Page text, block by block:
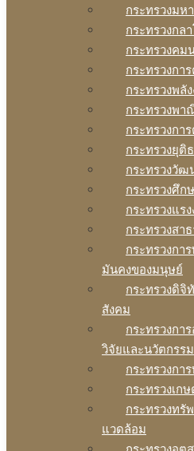
กระทรวงมห
กระทรวงกล
กระทรวงคม
กระทรวงกา
กระทรวงพลั
กระทรวงพา
กระทรวงกา
กระทรวงยุติ
กระทรวงวัฒ
กระทรวงศึก
กระทรวงแร
กระทรวงสา
กระทรวงกา
มันคงของมนุษย์
กระทรวงดิจิ
สังคม
กระทรวงกา
วิจัยและนวัตกรรม
กระทรวงกา
กระทรวงเก
กระทรวงทรั
แวดล้อม